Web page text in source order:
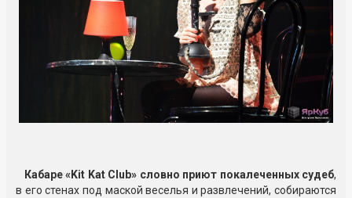
Кабаре «Kit Kat Club» словно приют покалеченных судеб,
в его стенах под маской веселья и развлечений, собираются